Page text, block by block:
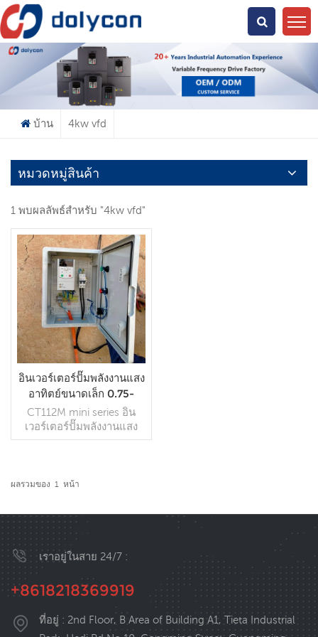
คุณกำลังมองหาอะไร?
บ้าน 4kw vfd
หมวดหมู่สินค้า
1 พบผลลัพธ์สำหรับ "4kw vfd"
อินเวอร์เตอร์ปั๊มพลังงานแสง
อาทิตย์ขนาดเล็ก 0.75-
4KW อินเวอร์เตอร์ปั๊ม PV
CT112M mini series อิน
เวอร์เตอร์ปั๊มพลังงานแสง
อาทิตย์เป็นอินเวอร์เตอร์
พิเศษสำหรับ AM หรือ
พลังงานแสงอาทิตย์.
ผลรวมของ 1 หน้า
เราอยู่ในสาย 24/7 :
+8618218369919
ที่อยู่ : 2nd Floor, B Area of Building A1, Tieta Industrial